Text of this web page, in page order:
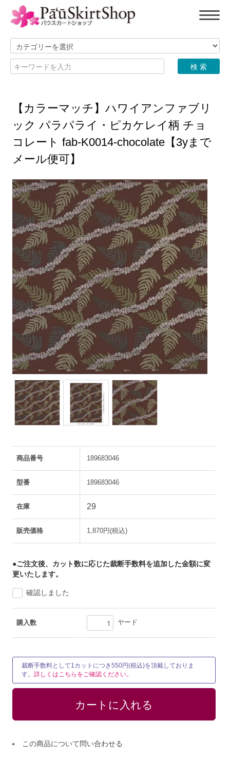
【カラーマッチ】ハワイアンファブリ
ック パラパライ・ピカケレイ柄 チョ
コレート fab-K0014-chocolate【3yまで
メール便可】
商品番号 189683046
型番 189683046
在庫 29
販売価格 1,870円(税込)
●ご注文後、カット数に応じた裁断手数料を追加した金額に変
更いたします。
確認しました
購入数 ヤード
裁断手数料として1カットにつき550円(税込)を頂戴しておりま
す。詳しくはこちらをご確認ください。
この商品について問い合わせる